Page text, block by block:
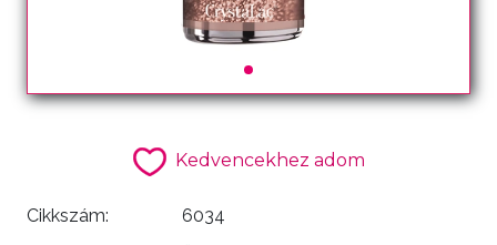
Kedvencekhez adom
Cikkszám:
6034